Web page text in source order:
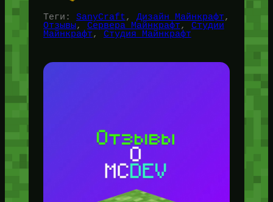
Теги: SanyCraft, Дизайн Майнкрафт
Отзывы, Сервера Майнкрафт, Студии
Майнкрафт, Студия Майнкрафт